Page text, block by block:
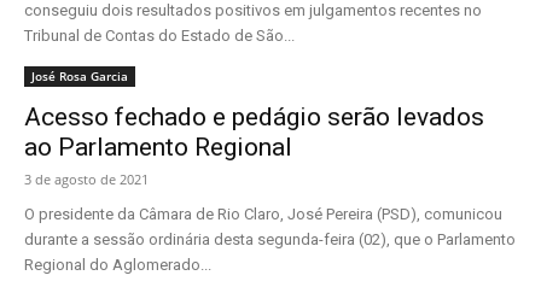
conseguiu dois resultados positivos em julgamentos recentes no
Tribunal de Contas do Estado de São...
José Rosa Garcia
Acesso fechado e pedágio serão levados
ao Parlamento Regional
3 de agosto de 2021
O presidente da Câmara de Rio Claro, José Pereira (PSD), comunicou
durante a sessão ordinária desta segunda-feira (02), que o Parlamento
Regional do Aglomerado...